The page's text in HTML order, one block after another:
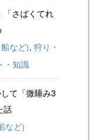
「さばくてれ
など), 狩り・
・知識
て「微睡み3
話
など)